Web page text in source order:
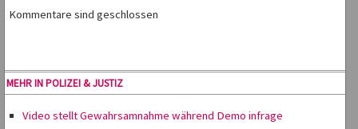
Kommentare sind geschlossen
MEHR IN POLIZEI & JUSTIZ
Video stellt Gewahrsamnahme während Demo infrage